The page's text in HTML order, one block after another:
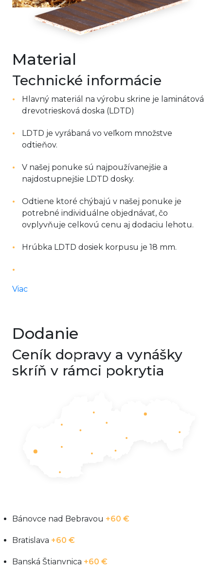
Material
Technické informácie
Hlavný materiál na výrobu skrine je laminátová
drevotriesková doska (LDTD)
LDTD je vyrábaná vo veľkom množstve
odtieňov.
V našej ponuke sú najpoužívanejšie a
najdostupnejšie LDTD dosky.
Odtiene ktoré chýbajú v našej ponuke je
potrebné individuálne objednávať, čo
ovplyvňuje celkovú cenu aj dodaciu lehotu.
Hrúbka LDTD dosiek korpusu je 18 mm.
Viac
Dodanie
Ceník dopravy a vynášky
skríň v rámci pokrytia
Bánovce nad Bebravou +60 €
Bratislava +60 €
Banská Štianvnica +60 €